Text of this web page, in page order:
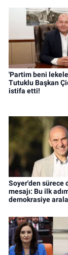
'Partim beni
Tutuklu Başkan
istifa etti!
Soyer'den sürece
mesajı: Bu ilk
demokrasiye